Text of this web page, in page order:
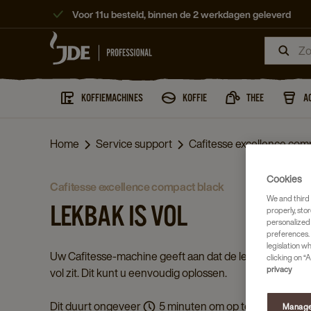
Voor 11u besteld, binnen de 2 werkdagen geleverd
KOFFIEMACHINES KOFFIE THEE
Home Service support Cafitesse excellence
cafitesse excellence compact black
LEKBAK IS VOL
Uw Cafitesse‑machine geeft aan dat de lekbak
vol zit. Dit kunt u eenvoudig oplossen.
Dit duurt ongeveer
5 minuten om op te lossen.
Cookies
We and
properly,
legislation
clicking on
privacy